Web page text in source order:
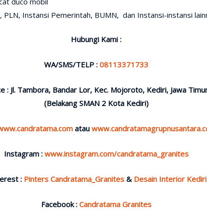
PLN, Instansi Pemerintah, BUMN, dan Instansi-instansi
Hubungi Kami :
WA/SMS/TELP : 08113371733
: Jl. Tambora, Bandar Lor, Kec. Mojoroto, Kediri, Jawa
(Belakang SMAN 2 Kota Kediri)
atau
Instagram : www.instagram.com/candratama_granites
: Pinters Candratama_Granites & Desain Interior Kediri
Facebook : Candratama Granites